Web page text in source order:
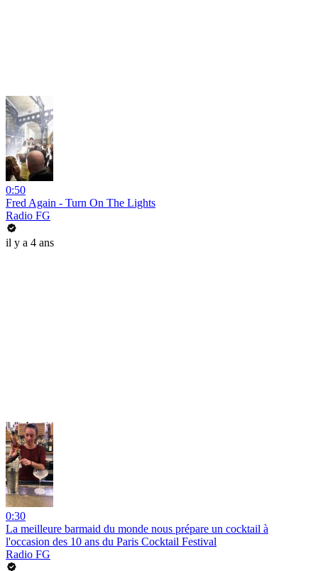
0:50
Fred Again - Turn On The Lights
Radio FG
il y a 4 ans
0:30
La meilleure barmaid du monde nous prépare un cocktail à
l'occasion des 10 ans du Paris Cocktail Festival
Radio FG